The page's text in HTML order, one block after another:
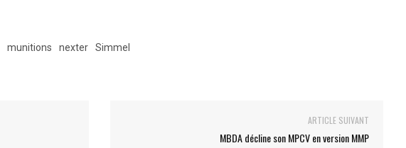
munitions nexter Simmel
ARTICLE SUIVANT
MBDA décline son MPCV en version MMP